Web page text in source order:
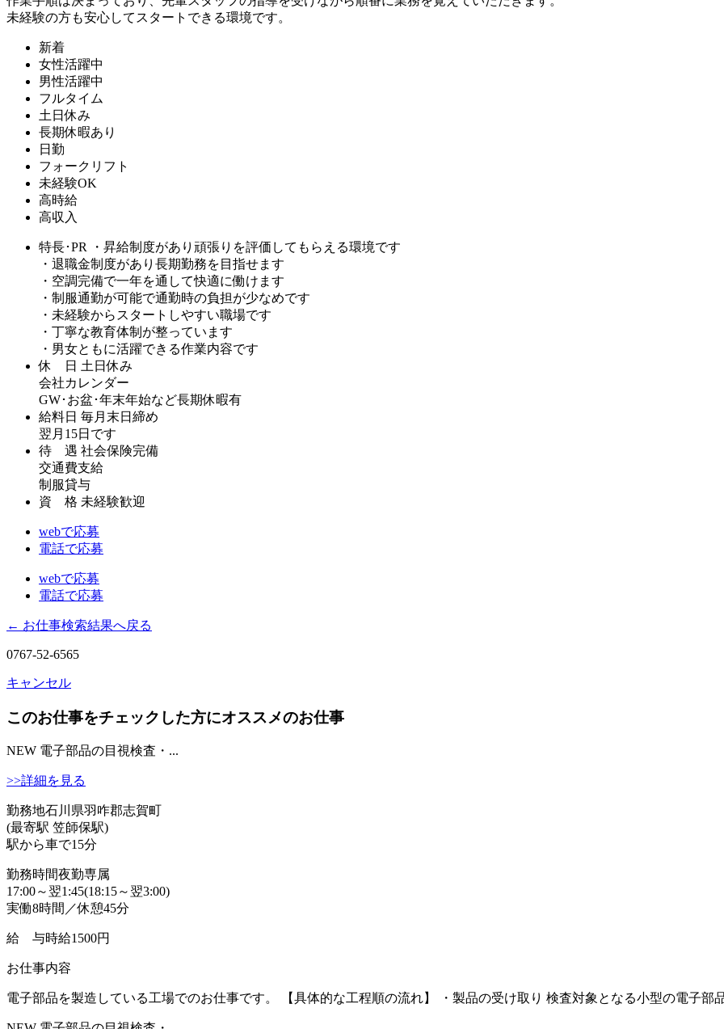
未経験の方も安心してスタートできる環境です。
新着
女性活躍中
男性活躍中
フルタイム
土日休み
長期休暇あり
日勤
フォークリフト
未経験OK
高時給
高収入
特長･PR
・昇給制度があり頑張りを評価してもらえる環境です
・退職金制度があり長期勤務を目指せます
・空調完備で一年を通して快適に働けます
・制服通勤が可能で通勤時の負担が少なめです
・未経験からスタートしやすい職場です
・丁寧な教育体制が整っています
・男女ともに活躍できる作業内容です
休 日 土日休み
会社カレンダー
GW･お盆･年末年始など長期休暇有
給料日 毎月末日締め
翌月15日です
待 遇 社会保険完備
交通費支給
制服貸与
資 格 未経験歓迎
webで応募
電話で応募
webで応募
電話で応募
← お仕事検索結果へ戻る
0767-52-6565
キャンセル
このお仕事をチェックした方にオススメのお仕事
NEW 電子部品の目視検査・...
>>詳細を見る
勤務地石川県羽咋郡志賀町
(最寄駅 笠師保駅)
駅から車で15分
勤務時間夜勤専属
17:00～翌1:45(18:15～翌3:00)
実働8時間／休憩45分
給 与時給1500円
お仕事内容
電子部品を製造している工場でのお仕事です。 【具体的な工程順の流れ】 ・製品の受け取り 検査対象となる小型の電子部